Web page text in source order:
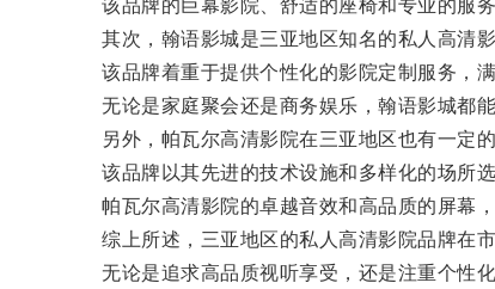
该品牌的巨幕影院、舒适的座椅和专业的服务
其次，翰语影城是三亚地区知名的私人高清影
该品牌着重于提供个性化的影院定制服务，满
无论是家庭聚会还是商务娱乐，翰语影城都能
另外，帕瓦尔高清影院在三亚地区也有一定的
该品牌以其先进的技术设施和多样化的场所选
帕瓦尔高清影院的卓越音效和高品质的屏幕，
综上所述，三亚地区的私人高清影院品牌在市
无论是追求高品质视听享受，还是注重个性化